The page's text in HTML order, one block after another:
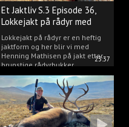
23:37
Et Jaktliv S.3 Episode 36,
Lokkejakt på rådyr med
Henning Mathisen
Lokkejakt på rådyr er en heftig
jaktform og her blir vi med
Henning Mathisen på jakt etter
brunstige rådyrbukker.